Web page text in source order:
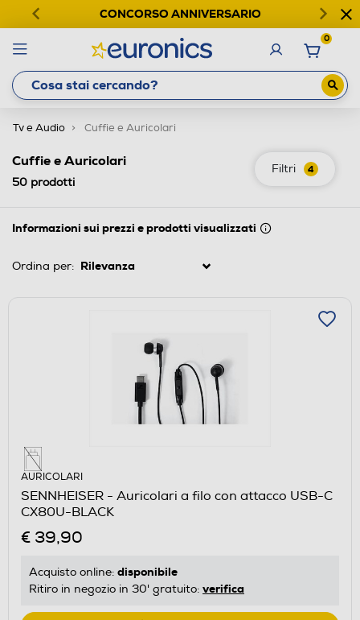
CONCORSO ANNIVERSARIO
0
Tv e Audio Cuffie e Auricolari
Filtri 4
Cuffie e Auricolari
50 prodotti
Informazioni sui prezzi e prodotti visualizzati
Ordina per:
AURICOLARI
SENNHEISER - Auricolari a filo con attacco USB-C
CX80U-BLACK
€ 39,90
Acquisto online: disponibile
Ritiro in negozio in 30' gratuito: verifica